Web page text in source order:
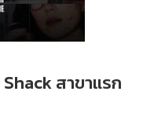
สาขาแรก